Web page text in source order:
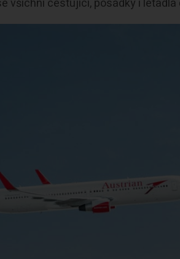
všichni cestující, posádky i